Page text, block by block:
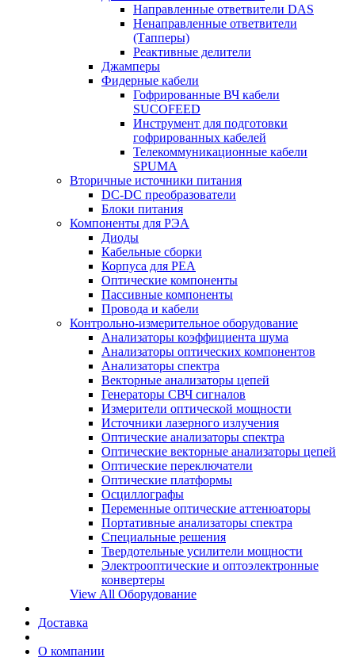
Направленные ответвители DAS
Ненаправленные ответвители
(Тапперы)
Реактивные делители
Джамперы
Фидерные кабели
Гофрированные ВЧ кабели
SUCOFEED
Инструмент для подготовки
гофрированных кабелей
Телекоммуникационные кабели
SPUMA
Вторичные источники питания
DC-DC преобразователи
Блоки питания
Компоненты для РЭА
Диоды
Кабельные сборки
Корпуса для РЕА
Оптические компоненты
Пассивные компоненты
Провода и кабели
Контрольно-измерительное оборудование
Анализаторы коэффициента шума
Анализаторы оптических компонентов
Анализаторы спектра
Векторные анализаторы цепей
Генераторы СВЧ сигналов
Измерители оптической мощности
Источники лазерного излучения
Оптические анализаторы спектра
Оптические векторные анализаторы цепей
Оптические переключатели
Оптические платформы
Осциллографы
Переменные оптические аттенюаторы
Портативные анализаторы спектра
Специальные решения
Твердотельные усилители мощности
Электрооптические и оптоэлектронные
конвертеры
View All Оборудование
Доставка
О компании